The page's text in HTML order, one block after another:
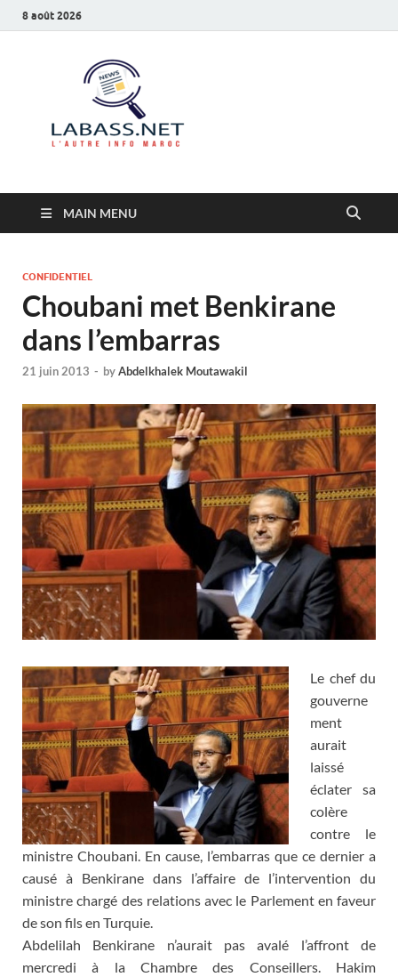
8 août 2026
MAIN MENU
CONFIDENTIEL
Choubani met Benkirane
dans l’embarras
21 juin 2013 - byAbdelkhalek Moutawakil
Le chef du
gouverne
ment
aurait
laissé
éclater sa
colère
contre le
ministre Choubani. En cause, l’embarras que ce dernier a
causé à Benkirane dans l’affaire de l’intervention du
ministre chargé des relations avec le Parlement en faveur
de son fils en Turquie.
Abdelilah Benkirane n’aurait pas avalé l’affront de
mercredi à la Chambre des Conseillers. Hakim